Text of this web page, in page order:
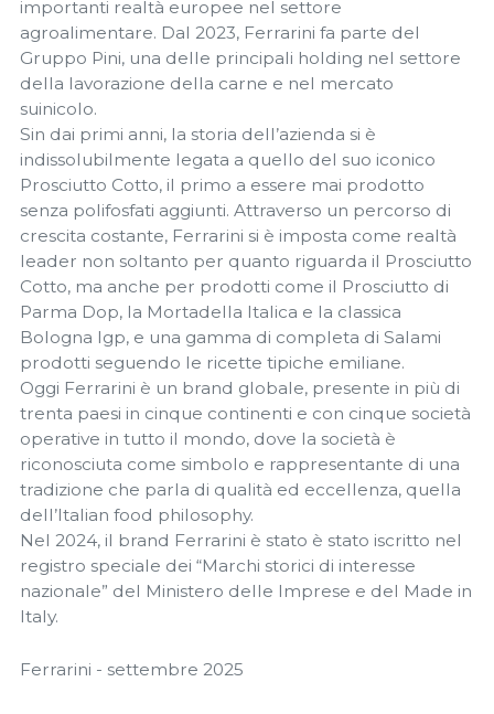
importanti realtà europee nel settore
agroalimentare. Dal 2023, Ferrarini fa parte del
Gruppo Pini, una delle principali holding nel settore
della lavorazione della carne e nel mercato
suinicolo.
Sin dai primi anni, la storia dell’azienda si è
indissolubilmente legata a quello del suo iconico
Prosciutto Cotto, il primo a essere mai prodotto
senza polifosfati aggiunti. Attraverso un percorso di
crescita costante, Ferrarini si è imposta come realtà
leader non soltanto per quanto riguarda il Prosciutto
Cotto, ma anche per prodotti come il Prosciutto di
Parma Dop, la Mortadella Italica e la classica
Bologna Igp, e una gamma di completa di Salami
prodotti seguendo le ricette tipiche emiliane.
Oggi Ferrarini è un brand globale, presente in più di
trenta paesi in cinque continenti e con cinque società
operative in tutto il mondo, dove la società è
riconosciuta come simbolo e rappresentante di una
tradizione che parla di qualità ed eccellenza, quella
dell’Italian food philosophy.
Nel 2024, il brand Ferrarini è stato è stato iscritto nel
registro speciale dei “Marchi storici di interesse
nazionale” del Ministero delle Imprese e del Made in
Italy.
Ferrarini - settembre 2025